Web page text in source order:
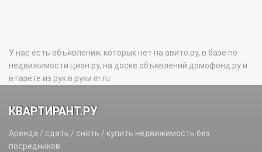
У нас есть объявления, которых нет на авито.ру, в базе по
недвижимости циан.ру, на доске объявлений домофонд.ру и
в газете из рук в руки irr.ru
КВАРТИРАНТ.РУ
Аренда / сдать / снять / купить недвижимость без
посредников.